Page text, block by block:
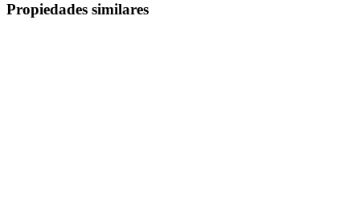
Propiedades similares